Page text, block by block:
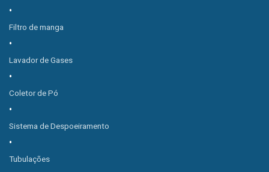
Filtro de manga
Lavador de Gases
Coletor de Pó
Sistema de Despoeiramento
Tubulações